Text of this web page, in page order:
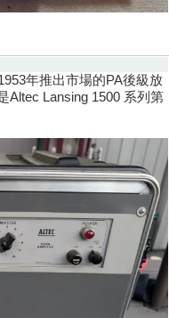
年推出市場的PA後級放
Altec Lansing 1500 系列第